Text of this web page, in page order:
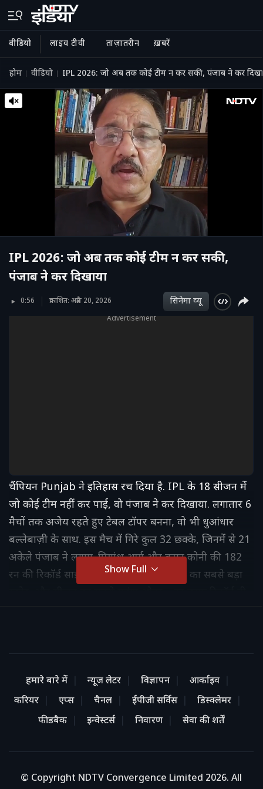
वीडियो लाइव टीवी ताज़ातरीन ख़बरें
होम वीडियो IPL 2026: जो अब तक कोई टीम न कर सकी, पंजाब ने कर
IPL 2026: जो अब तक कोई टीम न कर सकी,
पंजाब ने कर दिखाया
0:56 प्रकाशित: अप्रैल 20, 2026 सिनेमा व्‍यू
Advertisement
चैंपियन Punjab ने इतिहास रच दिया है. IPL के 18 सीजन में
जो कोई टीम नहीं कर पाई, वो पंजाब ने कर दिखाया. लगातार 6
मैचों तक अजेय रहते हुए टेबल टॉपर बनना, वो भी धुआंधार
बल्लेबाज़ी के साथ. इस मैच में गिरे कुल 32 छक्के, जिनमें से 21
अकेले पंजाब ने लगाए. प्रियांश आर्य और कूपर कोनी की 182
रन की रिकॉर्ड साझेदारी, 7 विकेट पर 254 रनों का सबसे बड़ा
रिकॉर्ड. Punjab ने बता दिया है कि वो टॉप पर क्यों है. क्या
Show Full
हमारे बारे में न्यूज लेटर विज्ञापन
आर्काइव
करियर
एप्स चैनल ईपीजी सर्विस
डिस्क्लेमर
फीडबैक
इन्वेस्टर्स निवारण सेवा की शर्तें
© Copyright NDTV Convergence Limited 2026. All